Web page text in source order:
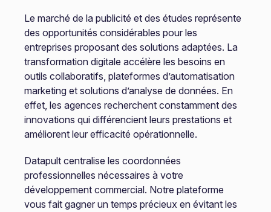
Le marché de la publicité et des études représente
des opportunités considérables pour les
entreprises proposant des solutions adaptées. La
transformation digitale accélère les besoins en
outils collaboratifs, plateformes d’automatisation
marketing et solutions d’analyse de données. En
effet, les agences recherchent constamment des
innovations qui différencient leurs prestations et
améliorent leur efficacité opérationnelle.
Datapult centralise les coordonnées
professionnelles nécessaires à votre
développement commercial. Notre plateforme
vous fait gagner un temps précieux en évitant les